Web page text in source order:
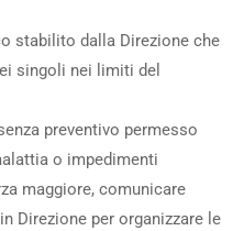
stabilito dalla Direzione che
singoli nei limiti del
preventivo permesso
o impedimenti
maggiore, comunicare
Direzione per organizzare le